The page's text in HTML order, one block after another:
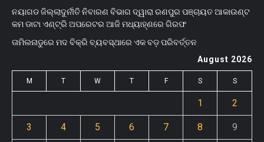
ନୟାଗଡ ଜିଲ୍ଲାଦୁର୍ନୀତି ନିବାରଣ ବିଭାଗ ଦ୍ୱାରା ରଣପୁର ପଞ୍ଚାୟତ ଆକାଉଣ୍ଟ
କମ ଡାଟା ଏଣ୍ଟ୍ରି ଅପରେଟର ଆଜି ମଧ୍ୟାହ୍‌ଣରେ ଗିରଫ
ତାମିଲନାଡୁରେ ମଦ ବିକ୍ରି ବ୍ୟବସ୍ଥାରେ ଏକ ବଡ଼ ପରିବର୍ତ୍ତନ
August 2026
M T W T F S S
1 2
3 4 5 6 7 8 9